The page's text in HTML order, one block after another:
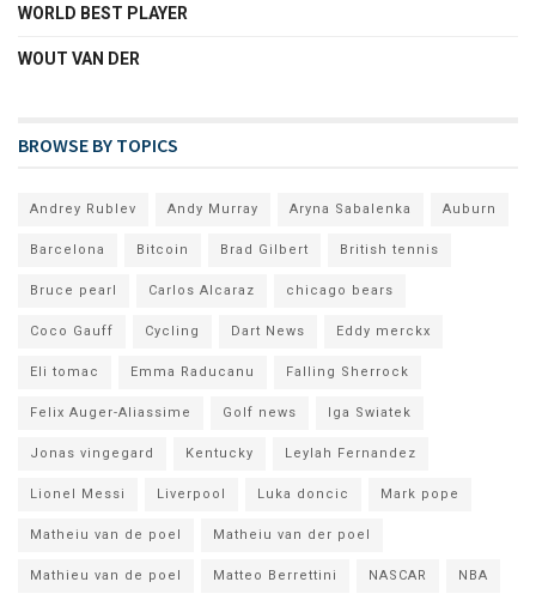
WORLD BEST PLAYER
WOUT VAN DER
BROWSE BY TOPICS
Andrey Rublev Andy Murray Aryna Sabalenka Auburn
Barcelona Bitcoin Brad Gilbert British tennis
Bruce pearl Carlos Alcaraz chicago bears
Coco Gauff Cycling Dart News Eddy merckx
Eli tomac Emma Raducanu Falling Sherrock
Felix Auger-Aliassime Golf news Iga Swiatek
Jonas vingegard Kentucky Leylah Fernandez
Lionel Messi Liverpool Luka doncic Mark pope
Matheiu van de poel Matheiu van der poel
Mathieu van de poel Matteo Berrettini NASCAR NBA